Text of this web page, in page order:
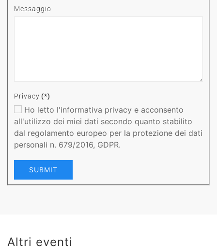
Messaggio
Privacy (*)
Ho letto l'informativa privacy e acconsento
all'utilizzo dei miei dati secondo quanto stabilito
dal regolamento europeo per la protezione dei dati
personali n. 679/2016, GDPR.
SUBMIT
Altri eventi